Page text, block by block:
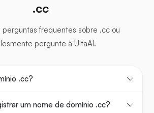
.cc
perguntas frequentes sobre .cc ou
pergunte à UltaAI.
.cc?
um nome de domínio .cc?